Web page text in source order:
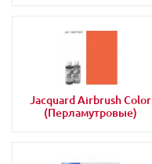
Jacquard Airbrush Color
(Перламутровые)